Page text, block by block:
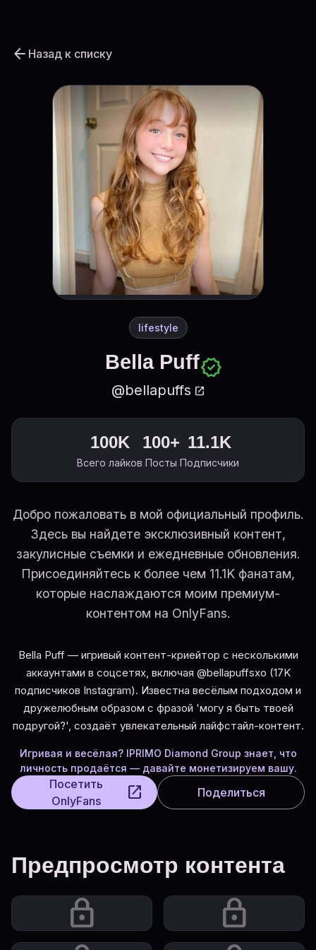
arrow_back Назад к списку
lifestyle
Bella Puffverified
@bellapuffs open_in_new
100K
Всего лайков
100+
Посты
11.1K
Подписчики
Добро пожаловать в мой официальный профиль.
Здесь вы найдете эксклюзивный контент,
закулисные съемки и ежедневные обновления.
Присоединяйтесь к более чем 11.1K фанатам,
которые наслаждаются моим премиум-
контентом на OnlyFans.
Bella Puff — игривый контент-криейтор с несколькими
аккаунтами в соцсетях, включая @bellapuffsxo (17K
подписчиков Instagram). Известна весёлым подходом и
дружелюбным образом с фразой 'могу я быть твоей
подругой?', создаёт увлекательный лайфстайл-контент.
Игривая и весёлая? IPRIMO Diamond Group знает, что
личность продаётся — давайте монетизируем вашу.
Посетить
OnlyFans
open_in_new Поделиться
Предпросмотр контента
lock
lock